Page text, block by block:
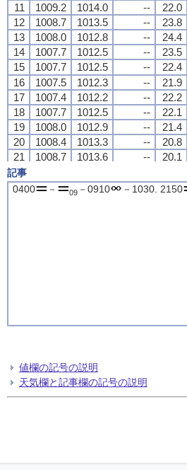
11
1009.2 1014.0 -- 22.0
12
1008.7 1013.5 -- 23.8
13
1008.0 1012.8 -- 24.4
14
1007.7 1012.5 -- 23.5
15
1007.7 1012.5 -- 22.4
16
1007.5 1012.3 -- 21.9
17
1007.4 1012.2 -- 22.2
18
1007.7 1012.5 -- 22.1
19
1008.0 1012.9 -- 21.4
20
1008.4 1013.3 -- 20.8
21
1008.7 1013.6 -- 20.1
22
23
1008.8 1013.7 -- 19.2
11
1009.2 1014.0 -- 22.0
12
1008.7 1013.5 -- 23.8
13
1008.0 1012.8 -- 24.4
14
1007.7 1012.5 -- 23.5
15
1007.7 1012.5 -- 22.4
16
1007.5 1012.3 -- 21.9
17
1007.4 1012.2 -- 22.2
18
1007.7 1012.5 -- 22.1
19
1008.0 1012.9 -- 21.4
20
1008.4 1013.3 -- 20.8
21
1008.7 1013.6 -- 20.1
22
23
1008.8 1013.7 -- 19.2
11
1009.2 1014.0 -- 22.0
12
1008.7 1013.5 -- 23.8
13
1008.0 1012.8 -- 24.4
14
1007.7 1012.5 -- 23.5
15
1007.7 1012.5 -- 22.4
16
1007.5 1012.3 -- 21.9
17
1007.4 1012.2 -- 22.2
18
1007.7 1012.5 -- 22.1
19
1008.0 1012.9 -- 21.4
20
1008.4 1013.3 -- 20.8
21
1008.7 1013.6 -- 20.1
22
23
1008.8 1013.7 -- 19.2
11
1009.2 1014.0 -- 22.0
12
1008.7 1013.5 -- 23.8
13
1008.0 1012.8 -- 24.4
14
1007.7 1012.5 -- 23.5
15
1007.7 1012.5 -- 22.4
16
1007.5 1012.3 -- 21.9
17
1007.4 1012.2 -- 22.2
18
1007.7 1012.5 -- 22.1
19
1008.0 1012.9 -- 21.4
20
1008.4 1013.3 -- 20.8
21
1008.7 1013.6 -- 20.1
22
23
1008.8 1013.7 -- 19.2
記事
0400
－ 09－0910 －1030. 2150
値欄の記号の説明
天気欄と記事欄の記号の説明